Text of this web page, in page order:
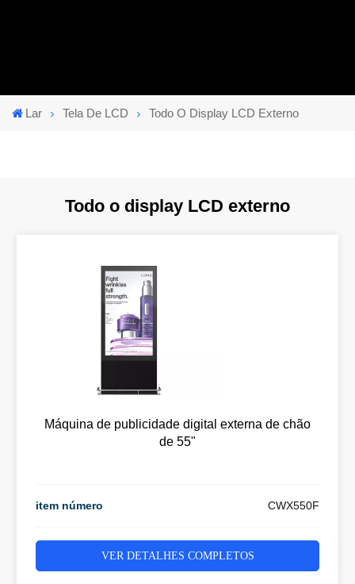
Lar Tela De LCD Todo O Display LCD Externo
Todo o display LCD externo
Máquina de publicidade digital externa de chão
de 55"
item número CWX550F
VER DETALHES COMPLETOS